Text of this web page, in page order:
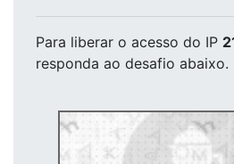
Para liberar o acesso do IP
responda ao desafio abaixo.